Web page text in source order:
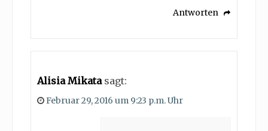
Antworten
Alisia Mikata sagt:
Februar 29, 2016 um 9:23 p.m. Uhr